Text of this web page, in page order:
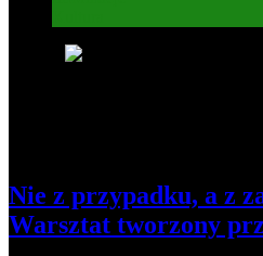
Nie z przypadku, a z
Warsztat tworzony